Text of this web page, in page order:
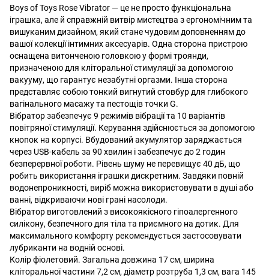
Boys of Toys Rose Vibrator — це не просто функціональна
іграшка, але й справжній витвір мистецтва з ергономічним та
вишуканим дизайном, який стане чудовим доповненням до
вашої колекції інтимних аксесуарів. Одна сторона пристрою
оснащена витонченою головкою у формі троянди,
призначеною для кліторальної стимуляції за допомогою
вакууму, що гарантує незабутні оргазми. Інша сторона
представляє собою тонкий вигнутий стовбур для глибокого
вагінального масажу та пестощів точки G.
Вібратор забезпечує 9 режимів вібрації та 10 варіантів
повітряної стимуляції. Керування здійснюється за допомогою
кнопок на корпусі. Вбудований акумулятор заряджається
через USB-кабель за 90 хвилин і забезпечує до 2 годин
безперервної роботи. Рівень шуму не перевищує 40 дБ, що
робить використання іграшки дискретним. Завдяки повній
водонепроникності, виріб можна використовувати в душі або
ванні, відкриваючи нові грані насолоди.
Вібратор виготовлений з високоякісного гіпоалергенного
силікону, безпечного для тіла та приємного на дотик. Для
максимального комфорту рекомендується застосовувати
лубриканти на водній основі.
Колір фіолетовий. Загальна довжина 17 см, ширина
кліторальної частини 7,2 см, діаметр розтруба 1,3 см, вага 145